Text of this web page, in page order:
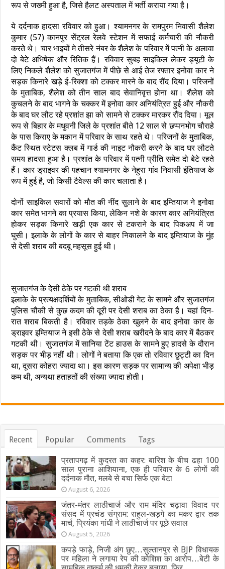
रूप से जख्मी हुआ है, जिसे हैलट अस्पताल में भर्ती कराया गया है।
ये दर्दनाक हादसा रविवार को हुआ। श्यामनगर के रामपुरम निवासी शैलेश
कुमार (57) कानपुर सेंट्रल रेलवे स्टेशन में सफाई कर्मचारी की नौकरी
करते थे। चार भाइयों मे तीसरे नंबर के शैलेश के परिवार में पत्नी के अलावा
दो बेटे अभिषेक और रितिक हैं। रविवार सुबह साइकिल लेकर ड्यूटी के
लिए निकले शैलेश को सुजातगंज में पीछे से आई तेज रफ्तार इनोवा कार ने
सड़क किनारे खड़े ई-रिक्शा को टक्कर मारने के बाद रौंद दिया। परिजनों
के मुताबिक, शैलेश को तीन साल बाद सेवानिवृत्त होना था। शैलेश को
कुचलने के बाद भागने के चक्कर में इनोवा कार अनियंत्रित हुई और नौकरी
के बाद घर लौट रहे प्रशांत झा को सामने से टक्कर मारकर रौंद दिया। मूल
रूप से बिहार के मधुवनी जिले के प्रशांत बीते 12 साल से छप्पनभोग चौराहे
के पास किराए के मकान में परिवार के साथ रहते थे। परिजनों के मुताबिक,
कैंट स्थित स्टेटस क्लब में गार्ड की नाइट नौकरी करने के बाद घर लौटते
समय हादसा हुआ है। प्रशांत के परिवार में पत्नी प्रीति समेत दो बेटे रहते
हैं। कार ड्राइवर की पहचान श्यामनगर के नेहुरा गांव निवासी इंतियाज के
रूप में हुई है, जो किसी टैवेल्स की कार चलाता है।
दोनों साइकिल सवारों को मौत की नींद सुलाने के बाद इम्तियाज ने इनोवा
कार समेत भागने का प्रयास किया, लेकिन नशे के कारण कार अनियंत्रित
होकर सड़क किनारे खड़़ी एक कार से टकराने के बाद पिकअप में जा
घुसी। इलाके के लोगों के कार से बाहर निकालने के बाद इम्तियाज के मुंह
से देसी शराब की बदबू महसूस हुई थी।
सुजातगंज के देसी ठेके पर गटकी थी शराब
इलाके के प्रत्यक्षदर्शियों के मुताबिक, सीओडी गेट के सामने और सुजातगंज
पुलिस चौकी से कुछ कदम की दूरी पर देसी शराब का ठेका है। यहां दिन-
रात शराब बिकती है। रविवार तड़के ठेका खुलने के बाद इनोवा कार के
ड्राइवर इम्तियाज ने इसी ठेके से देसी शराब खरीदने के बाद कार में बैठकर
गटकी थी। सुजातगंज में सानिया टेंट हाउस के सामने हुए हादसे के दौरान
सड़क पर भीड़ नहीं थी। लोगों ने बताया कि एक तो रविवार छुट्टी का दिन
था, दूसरा कोहरा ज्यादा था। इस कारण सड़क पर सामान्य की अपेक्षा भीड़
कम थी, अन्यथा हताहतों की संख्या ज्यादा होती।
Recent Popular Comments Tags
प्रतापगढ़ में कुदरत का कहर: बारिश के बीच ढहा 100
साल पुराना आशियाना, एक ही परिवार के 6 लोगों की
दर्दनाक मौत, मलबे से बचा सिर्फ एक बेटा
August 6, 2026
जंतर-मंतर लाठीचार्ज और राम मंदिर चढ़ावा विवाद पर
संसद में प्रचंड संग्राम: राहुल-खड़गे का मकर द्वार तक
मार्च, प्रियंका गांधी ने लाठीचार्ज पर पूछे सवाल
August 5, 2026
कपड़े फाड़े, निजी अंग छुए…सुल्तानपुर से BJP विधायक
पर महिला ने लगाया रेप की कोशिश का आरोप…बेटी के